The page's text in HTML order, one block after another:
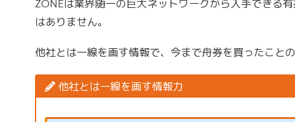
ZONEは業界随一の巨大ネットワークから入手できる
はありません。
他社とは一線を画す情報で、今まで舟券を買ったこと
他社とは一線を画す情報力